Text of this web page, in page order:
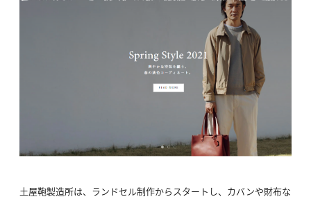
土屋鞄製造所は、ランドセル制作からスタートし、カバンや財布な